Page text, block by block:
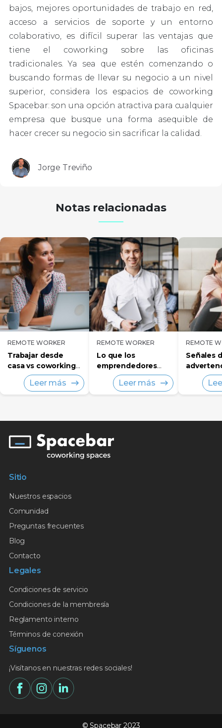
bajos, mejores oportunidades de trabajo en red,
acceso a servicios de soporte y un entorno
colaborativo, es difícil superar las ventajas que
tiene el coworking sobre las oficinas
tradicionales. Ya sea que estén comenzando o
buscando formas de llevar su negocio a un nivel
superior, considera los espacios de coworking
Spacebar: son una opción atractiva para cualquier
empresa que busque una forma asequible de
hacer crecer su negocio sin sacrificar la calidad.
Jorge Treviño
Notas relacionadas
REMOTE WORKER
Trabajar desde
casa vs coworking -
¿Cómo decidir qué
funciona mejor?
Leer más
REMOTE WORKER
Lo que los
emprendedores
deben saber
acerca de llevar su
negocio a un
Leer más
REMOTE
Señales
necesita
cambiar
hábitos
Sitio
Nuestros espacios
Comunidad
Preguntas frecuentes
Blog
Contacto
Legales
Condiciones de servicio
Condiciones de la membresía
Reglamento interno
Términos de conexión
Síguenos
¡Visítanos en nuestras redes sociales!
© Spacebar 2023